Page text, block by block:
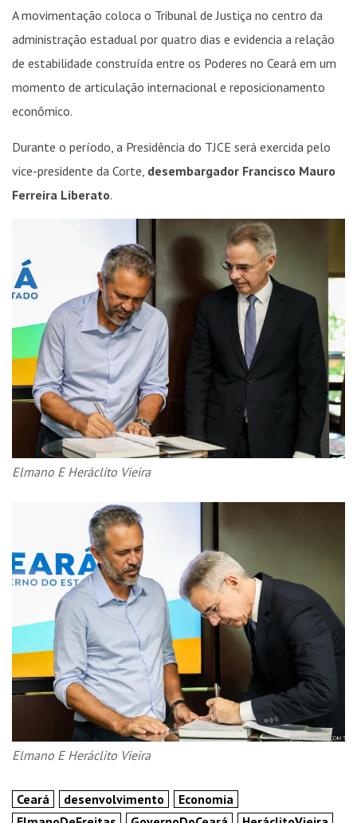
A movimentação coloca o Tribunal de Justiça no centro da
administração estadual por quatro dias e evidencia a relação
de estabilidade construída entre os Poderes no Ceará em um
momento de articulação internacional e reposicionamento
econômico.
Durante o período, a Presidência do TJCE será exercida pelo
vice-presidente da Corte, desembargador Francisco Mauro
Ferreira Liberato.
Elmano E Heráclito Vieira
Elmano E Heráclito Vieira
Ceará desenvolvimento
Economia